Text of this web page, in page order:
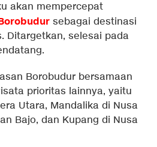
akan mempercepat
sebagai destinasi
Ditargetkan, selesai pada
Borobudur bersamaan
prioritas lainnya, yaitu
Utara, Mandalika di Nusa
Bajo, dan Kupang di Nusa